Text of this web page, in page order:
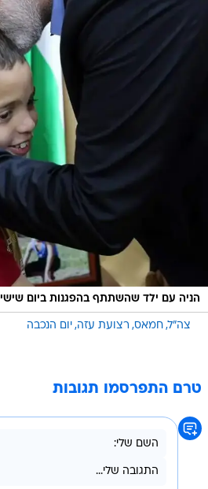
הניה עם ילד שהשתתף בהפגנות ביום שישי
צה"ל חמאס רצועת עזה יום הנכבה
טרם התפרסמו תגובות